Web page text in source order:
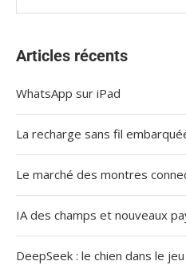
Articles récents
WhatsApp sur iPad
La recharge sans fil
Le marché des montres
IA des champs et nouveaux
DeepSeek : le chien dans le